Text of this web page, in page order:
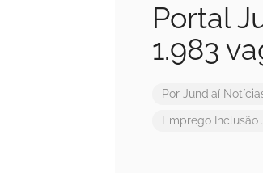
Portal
1.983
Por Jundiaí
Emprego Inclusão